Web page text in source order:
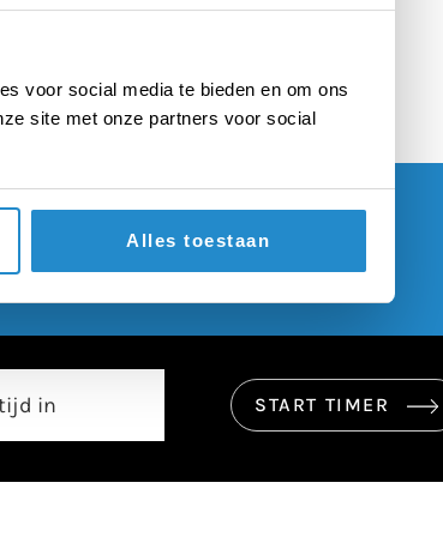
voor social media te bieden en om ons
site met onze partners voor social
Alles toestaan
START TIMER